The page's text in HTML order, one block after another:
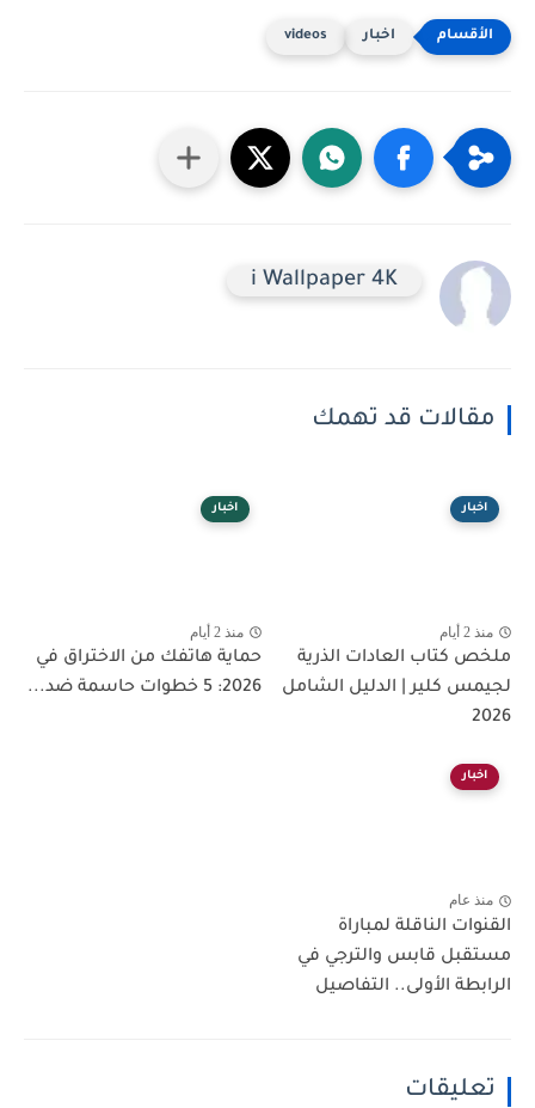
اخبار videos
i Wallpaper 4K
مقالات قد تهمك
اخبار
منذ 2 أيام
ملخص كتاب العادات الذرية
لجيمس كلير | الدليل الشامل
2026
اخبار
منذ 2 أيام
حماية هاتفك من الاختراق في
2026: 5 خطوات حاسمة ضد...
اخبار
منذ عام
القنوات الناقلة لمباراة
مستقبل قابس والترجي في
الرابطة الأولى.. التفاصيل
تعليقات